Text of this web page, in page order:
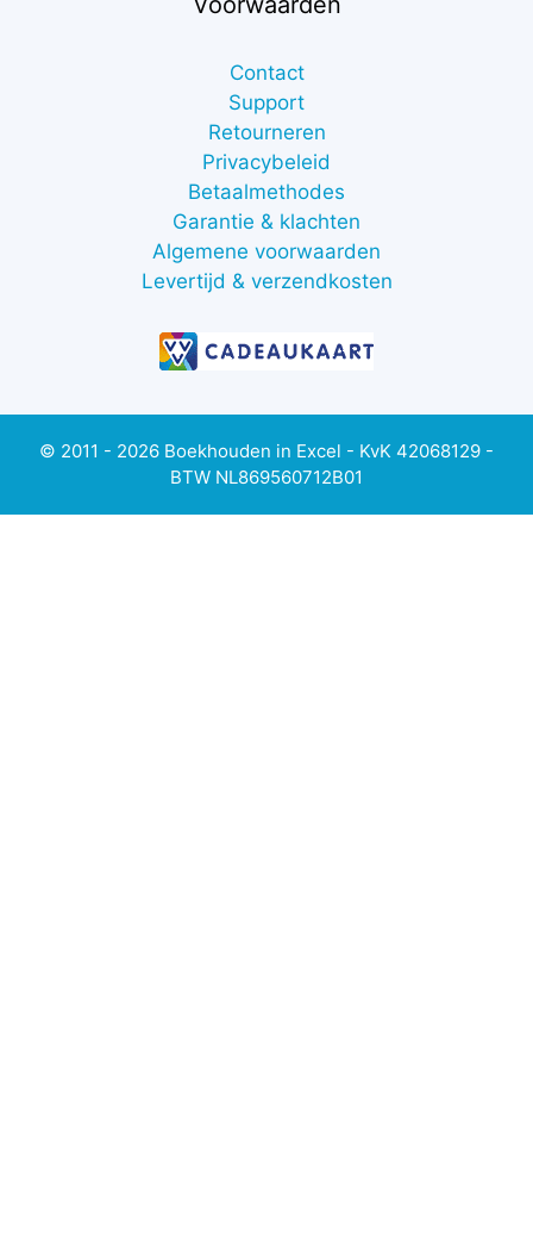
Contact
Support
Retourneren
Privacybeleid
Betaalmethodes
Garantie & klachten
Algemene voorwaarden
Levertijd & verzendkosten
© 2011 - 2026 Boekhouden in Excel - KvK 42068129 -
BTW NL869560712B01